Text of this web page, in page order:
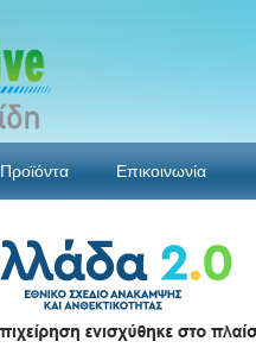
Προϊόντα Επικοινωνία